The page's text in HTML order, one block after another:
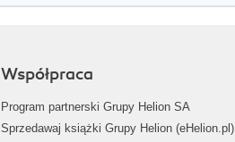
Współpraca
Program partnerski Grupy Helion SA
Sprzedawaj książki Grupy Helion (eHelion.pl)